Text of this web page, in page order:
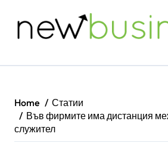
Home
Статии
Във фирмите има дистанция
служител